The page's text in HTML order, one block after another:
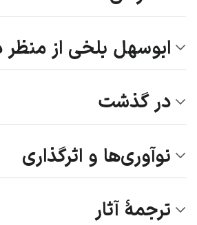
ابوسهل بلخی از منظر
در گذشت
نوآوری‌ها و اثرگذاری
ترجمۀ آثار